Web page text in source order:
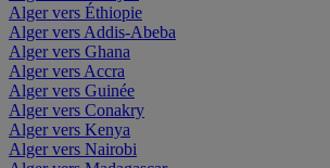
Alger vers Éthiopie
Alger vers Addis-Abeba
Alger vers Ghana
Alger vers Accra
Alger vers Guinée
Alger vers Conakry
Alger vers Kenya
Alger vers Nairobi